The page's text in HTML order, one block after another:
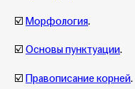
☑️ Морфология.
☑️ Основы пунктуации.
☑️ Правописание корней.